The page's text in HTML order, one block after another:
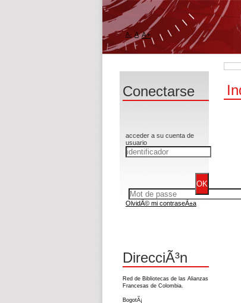
A- A A+
Conectarse
acceder a su cuenta de
usuario
OlvidÃ© mi contraseÃ±a
DirecciÃ³n
Red de Bibliotecas de las Alianzas
Francesas de Colombia.
BogotÃ¡